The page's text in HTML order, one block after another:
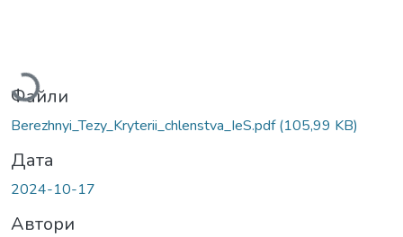
Файли
Berezhnyi_Tezy_Kryterii_chlenstva_IeS.pdf(105,99 KB)
Дата
2024-10-17
Автори